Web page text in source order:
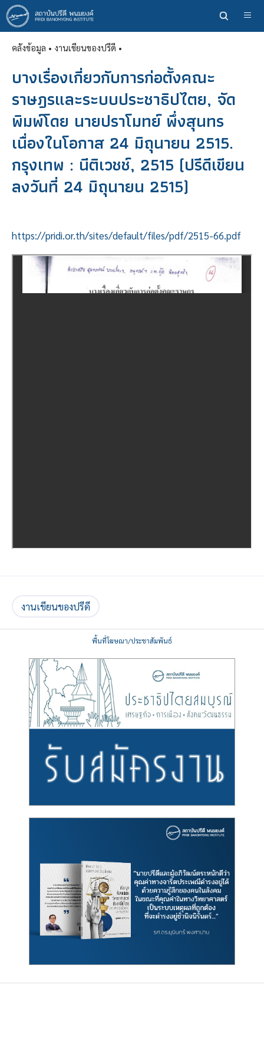
ข้าม
ไป
ยัง
เนื้อหา
คลังข้อมูล • งานเขียนของปรีดี •
บางเรื่องเกี่ยวกับการก่อตั้งคณะ
ราษฎรและระบบประชาธิปไตย, จัด
พิมพ์โดย นายปราโมทย์ พึ่งสุนทร
เนื่องในโอกาส 24 มิถุนายน 2515.
กรุงเทพ : นีติเวชช์, 2515 (ปรีดีเขียน
ลงวันที่ 24 มิถุนายน 2515)
https://pridi.or.th/sites/default/files/pdf/2515-66.pdf
งานเขียนของปรีดี
พื้นที่โฆษณา/ประชาสัมพันธ์